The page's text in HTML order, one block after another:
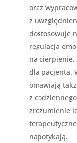
oraz
z
dostosowuje
regulacja
na cierpienie,
dla pacjenta.
omawiają
z
zrozumienie
napotykają.